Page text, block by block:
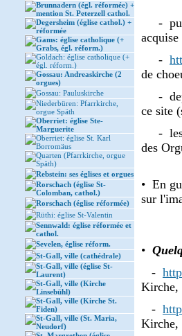
Brunnadern (égl. réformée) +
mention St. Peterzell cathol.
Degersheim (église cathol.) +
réformée
Gams: église catholique (+
Grabs, égl. réform.)
Goldach: église catholique (+
égl. réform.)
Gossau: Andreaskirche (2
orgues)
Gossau: Pauluskirche
Niederbüren: Pfarrkirche,
orgue Späth
Oberriet: église Ste-
Marguerite
Oberriet: église St. Karl
Borromäus
Quarten (Pfarrkirche, orgue
Späth)
Rebstein: ses églises et orgues
Rorschach (église St-
Colomban, cathol.)
Rorschach (église réformée)
Rüthi: église St-Valentin
Sennwald: église réformée et
cathol.
Sevelen, église réform.
St-Gall, ville (cathédrale)
St-Gall, ville (église St-
Laurent)
St-Gall, ville (Kirche
Linsebühl)
St-Gall, ville (Kirche St.
Fiden)
St-Gall, ville (St. Maria,
Neudorf)
-
-
de
-
ce site
- les
des
• En
sur
•
-
Kirche,
-
Kirche,